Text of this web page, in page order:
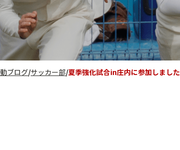
ブログ サッカー部 夏季強化試合in庄内に参加しました